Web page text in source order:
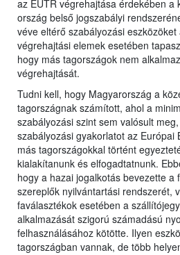
az EUTR végrehajtása érdekében a
ország belső jogszabályi
véve eltérő szabályozási
végrehajtási elemek esetében
hogy más tagországok nem
végrehajtását.
Tudni kell, hogy Magyarország a
tagországnak számított, ahol a
szabályozási szint sem valósult
szabályozási gyakorlatot az Európai
más tagországokkal történt
kialakítanunk és elfogadtatnunk.
hogy a hazai jogalkotás bevezette a
szereplők nyilvántartási rendszerét,
faválasztékok esetében a
alkalmazását szigorú számadású
felhasználásához kötötte. Ilyen
tagországban vannak, de több